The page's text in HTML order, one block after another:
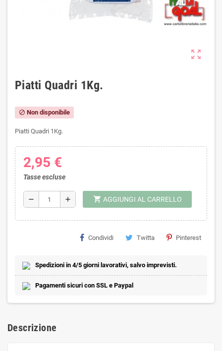
zoom_out_map
Piatti Quadri 1Kg.
block Non disponibile
Piatti Quadri 1Kg.
2,95 €
Tasse escluse
remove add shopping_cart AGGIUNGI AL CARRELLO
Condividi Twitta Pinterest
Spedizioni in 4/5 giorni lavorativi, salvo imprevisti.
Pagamenti sicuri con SSL e Paypal
Descrizione